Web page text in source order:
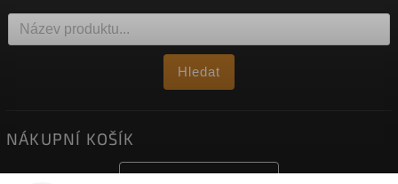
Hledat
NÁKUPNÍ KOŠÍK